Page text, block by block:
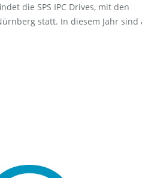
die SPS IPC Drives, mit den
statt. In diesem Jahr sind